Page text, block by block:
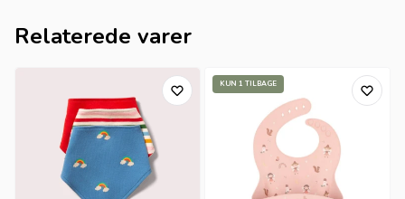
Relaterede varer
KUN 1 TILBAGE